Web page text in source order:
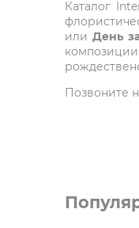
Каталог
илиДень
Позвоните